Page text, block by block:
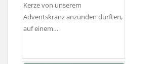
Kerze von unserem
Adventskranz anzünden durften,
auf einem…